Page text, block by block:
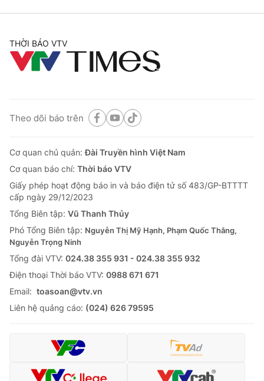
THỜI BÁO VTV
Theo dõi báo trên
Cơ quan chủ quản:Đài Truyền hình Việt Nam
Cơ quan báo chí: Thời báo VTV
Giấy phép hoạt động báo in và báo điện tử số 483/GP-BTTTT
cấp ngày 29/12/2023
Tổng Biên tập: Vũ Thanh Thủy
Phó Tổng Biên tập: Nguyễn Thị Mỹ Hạnh, Phạm Quốc Thắng,
Nguyễn Trọng Ninh
Tổng đài VTV: 024.38 355 931 - 024.38 355 932
Ðiện thoại Thời báo VTV: 0988 671 671
Email: toasoan@vtv.vn
Liên hệ quảng cáo: (024) 626 79595